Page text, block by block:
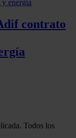
contrato
Todos los